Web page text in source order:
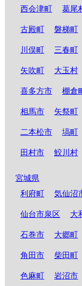
西会津町 葛尾
古殿町 磐梯町
川俣町 三春町
矢吹町 大玉村
喜多方市 棚倉
相馬市 矢祭町
二本松市 塙町
田村市 鮫川村
宮城県
利府町
気仙沼
仙台市泉区 大
石巻市 大郷町
角田市 柴田町
色麻町 岩沼市